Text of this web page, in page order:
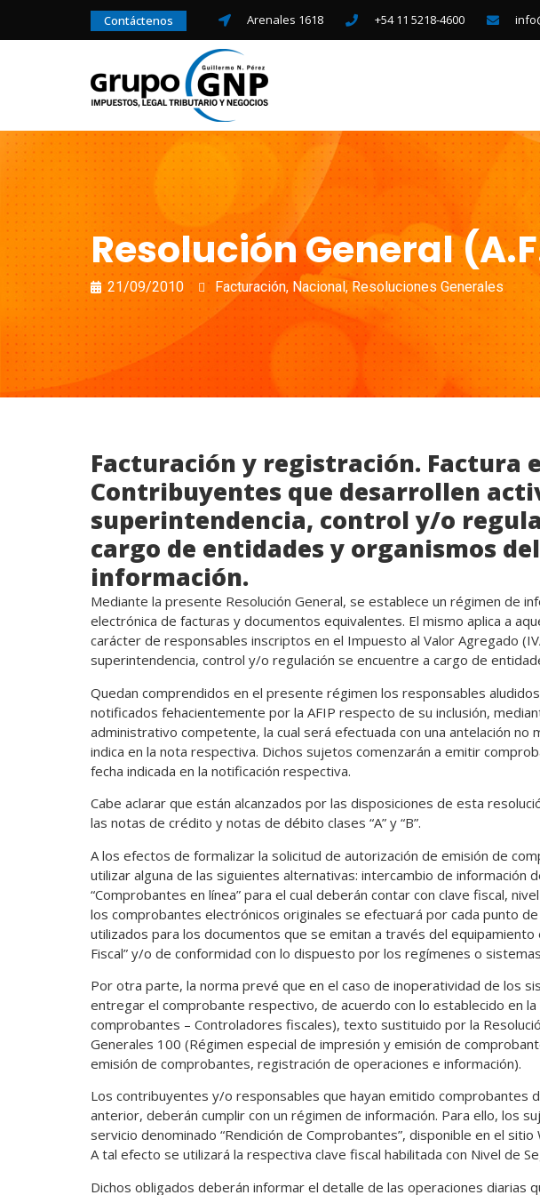
Contáctenos Arenales 1618 +54 11 5218-4600
Resolución General
21/09/2010 Facturación, Nacional,Resoluciones Generales
Facturación y registración. Factura
Contribuyentes que desarrollen
superintendencia, control y/o
cargo de entidades y organismos
información.
Mediante la presente Resolución General, se establece un régimen de
electrónica de facturas y documentos equivalentes. El mismo aplica a
carácter de responsables inscriptos en el Impuesto al Valor Agregado
superintendencia, control y/o regulación se encuentre a cargo de
Quedan comprendidos en el presente régimen los responsables
notificados fehacientemente por la AFIP respecto de su inclusión,
administrativo competente, la cual será efectuada con una antelación no
indica en la nota respectiva. Dichos sujetos comenzarán a emitir
fecha indicada en la notificación respectiva.
Cabe aclarar que están alcanzados por las disposiciones de esta
las notas de crédito y notas de débito clases “A” y “B”.
A los efectos de formalizar la solicitud de autorización de emisión de
utilizar alguna de las siguientes alternativas: intercambio de información
“Comprobantes en línea” para el cual deberán contar con clave fiscal,
los comprobantes electrónicos originales se efectuará por cada punto
utilizados para los documentos que se emitan a través del
Fiscal” y/o de conformidad con lo dispuesto por los regímenes o
Por otra parte, la norma prevé que en el caso de inoperatividad de los
entregar el comprobante respectivo, de acuerdo con lo establecido en
comprobantes – Controladores fiscales), texto sustituido por la
Generales 100 (Régimen especial de impresión y emisión de
emisión de comprobantes, registración de operaciones e información).
Los contribuyentes y/o responsables que hayan emitido comprobantes
anterior, deberán cumplir con un régimen de información. Para ello, los
servicio denominado “Rendición de Comprobantes”, disponible en el sitio
A tal efecto se utilizará la respectiva clave fiscal habilitada con Nivel de
Dichos obligados deberán informar el detalle de las operaciones diarias